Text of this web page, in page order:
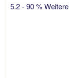
5.2 - 90 %